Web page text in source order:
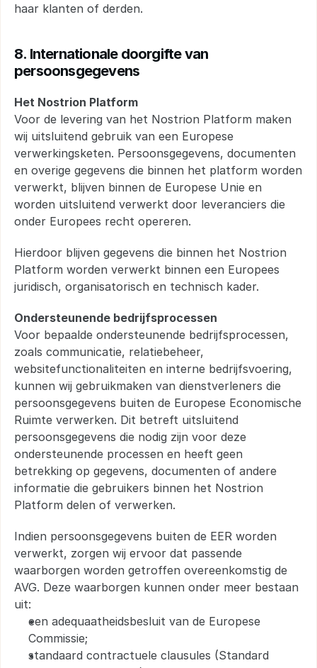
haar klanten of derden.
8. Internationale doorgifte van
persoonsgegevens
Het Nostrion Platform
Voor de levering van het Nostrion Platform maken
wij uitsluitend gebruik van een Europese
verwerkingsketen. Persoonsgegevens, documenten
en overige gegevens die binnen het platform worden
verwerkt, blijven binnen de Europese Unie en
worden uitsluitend verwerkt door leveranciers die
onder Europees recht opereren.
Hierdoor blijven gegevens die binnen het Nostrion
Platform worden verwerkt binnen een Europees
juridisch, organisatorisch en technisch kader.
Ondersteunende bedrijfsprocessen
Voor bepaalde ondersteunende bedrijfsprocessen,
zoals communicatie, relatiebeheer,
websitefunctionaliteiten en interne bedrijfsvoering,
kunnen wij gebruikmaken van dienstverleners die
persoonsgegevens buiten de Europese Economische
Ruimte verwerken. Dit betreft uitsluitend
persoonsgegevens die nodig zijn voor deze
ondersteunende processen en heeft geen
betrekking op gegevens, documenten of andere
informatie die gebruikers binnen het Nostrion
Platform delen of verwerken.
Indien persoonsgegevens buiten de EER worden
verwerkt, zorgen wij ervoor dat passende
waarborgen worden getroffen overeenkomstig de
AVG. Deze waarborgen kunnen onder meer bestaan
uit:
een adequaatheidsbesluit van de Europese
Commissie;
standaard contractuele clausules (Standard